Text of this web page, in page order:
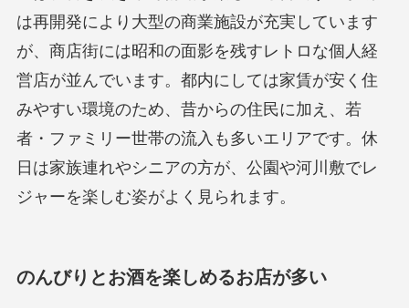
は再開発により大型の商業施設が充実しています
が、商店街には昭和の面影を残すレトロな個人経
営店が並んでいます。都内にしては家賃が安く住
みやすい環境のため、昔からの住民に加え、若
者・ファミリー世帯の流入も多いエリアです。休
日は家族連れやシニアの方が、公園や河川敷でレ
ジャーを楽しむ姿がよく見られます。
のんびりとお酒を楽しめるお店が多い